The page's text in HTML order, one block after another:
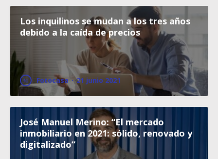
Los inquilinos se mudan a los tres años
debido a la caída de precios
Fotocasa · 21 junio 2021
José Manuel Merino: “El mercado
inmobiliario en 2021: sólido, renovado y
digitalizado”